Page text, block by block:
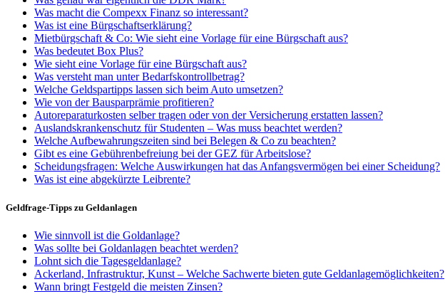
Was macht die Compexx Finanz so interessant?
Was ist eine Bürgschaftserklärung?
Mietbürgschaft & Co: Wie sieht eine Vorlage für eine Bürgschaft aus?
Was bedeutet Box Plus?
Wie sieht eine Vorlage für eine Bürgschaft aus?
Was versteht man unter Bedarfskontrollbetrag?
Welche Geldspartipps lassen sich beim Auto umsetzen?
Wie von der Bausparprämie profitieren?
Autoreparaturkosten selber tragen oder von der Versicherung erstatten lassen?
Auslandskrankenschutz für Studenten – Was muss beachtet werden?
Welche Aufbewahrungszeiten sind bei Belegen & Co zu beachten?
Gibt es eine Gebührenbefreiung bei der GEZ für Arbeitslose?
Scheidungsfragen: Welche Auswirkungen hat das Anfangsvermögen bei einer Scheidung?
Was ist eine abgekürzte Leibrente?
Geldfrage-Tipps zu Geldanlagen
Wie sinnvoll ist die Goldanlage?
Was sollte bei Goldanlagen beachtet werden?
Lohnt sich die Tagesgeldanlage?
Ackerland, Infrastruktur, Kunst – Welche Sachwerte bieten gute Geldanlagemöglichkeiten?
Wann bringt Festgeld die meisten Zinsen?